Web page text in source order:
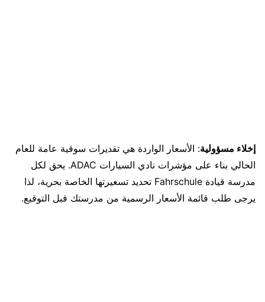
إخلاء مسؤولية: الأسعار الواردة هي تقديرات سوقية عامة للعام
الحالي بناء على مؤشرات نادي السيارات ADAC. يحق لكل
مدرسة قيادة Fahrschule تحديد تسعيرتها الخاصة بحرية، لذا
يرجى طلب قائمة الأسعار الرسمية من مدرستك قبل التوقيع.